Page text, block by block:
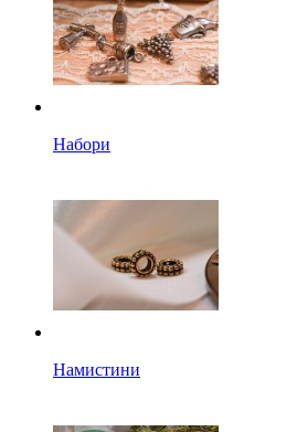
Набори
Намистини